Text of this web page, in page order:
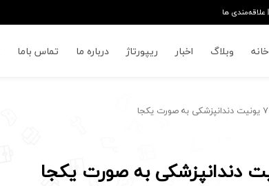
علاقه‌مندی ها
خانه وبلاگ اخبار ریپورتاژ درباره ما تماس باما